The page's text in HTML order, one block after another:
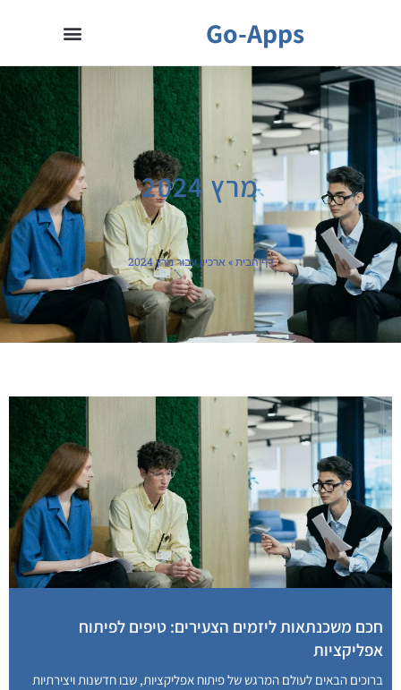
Go-Apps
מרץ 2024
דף הבית » ארכיון עבור מרץ 2024
חכם משכנתאות ליזמים הצעירים: טיפים לפיתוח
אפליקציות
ברוכים הבאים לעולם המרגש של פיתוח אפליקציות, שבו חדשנות ויצירתיות